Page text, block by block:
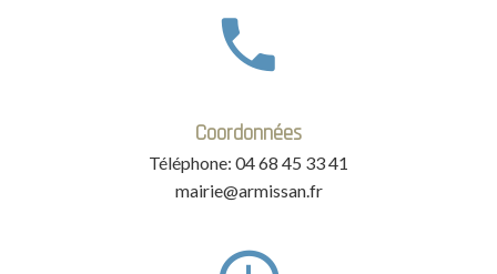
Coordonnées
Téléphone: 04 68 45 33 41
mairie@armissan.fr